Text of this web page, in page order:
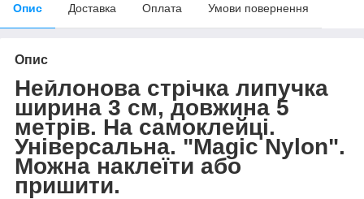
Опис Доставка Оплата Умови повернення
Опис
Нейлонова стрічка липучка
ширина 3 см, довжина 5
метрів. На самоклейці.
Універсальна. "Magic Nylon".
Можна наклеїти або
пришити.